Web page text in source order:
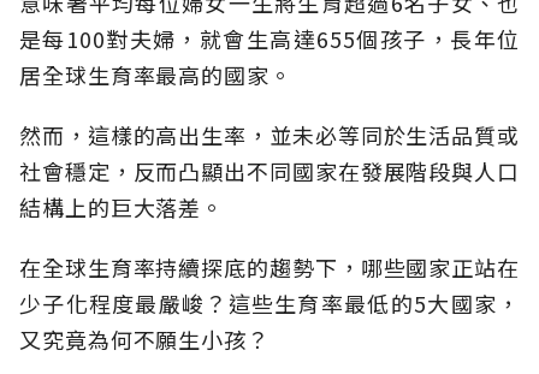
是每100對夫婦，就會生高達655個孩子，長年位
居全球生育率最高的國家。
然而，這樣的高出生率，並未必等同於生活品質或
社會穩定，反而凸顯出不同國家在發展階段與人口
結構上的巨大落差。
在全球生育率持續探底的趨勢下，哪些國家正站在
少子化程度最嚴峻？這些生育率最低的5大國家，
又究竟為何不願生小孩？